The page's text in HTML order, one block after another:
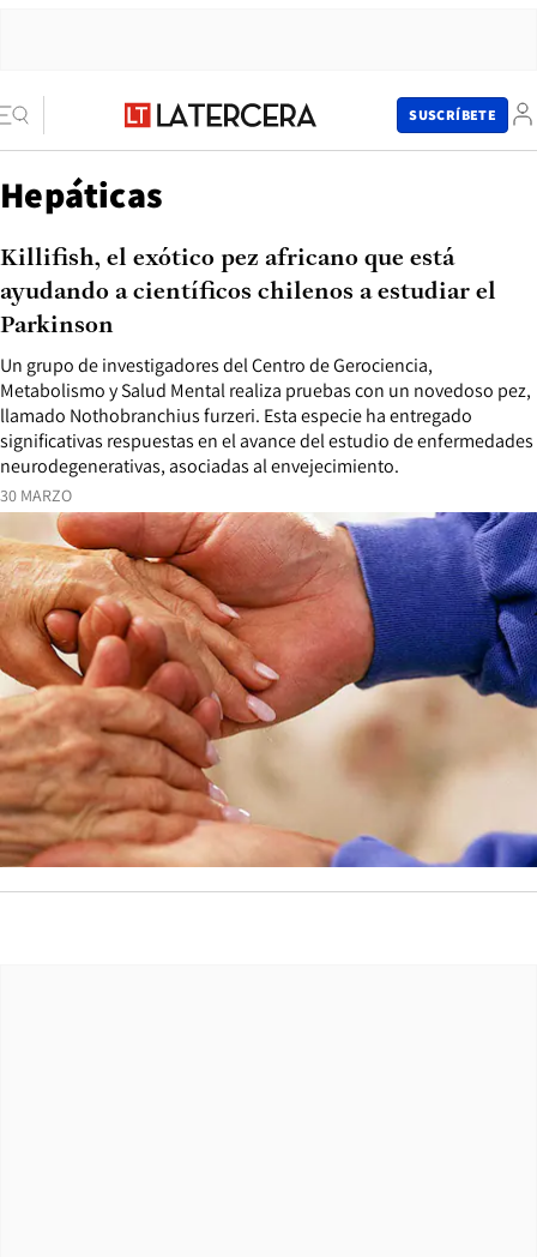
SUSCRÍBETE
Hepáticas
30 MARZO
Un grupo de investigadores del Centro de Gerociencia,
Metabolismo y Salud Mental realiza pruebas con un novedoso pez,
llamado Nothobranchius furzeri. Esta especie ha entregado
significativas respuestas en el avance del estudio de enfermedades
neurodegenerativas, asociadas al envejecimiento.
Killifish, el exótico pez africano que está
ayudando a científicos chilenos a estudiar el
Parkinson